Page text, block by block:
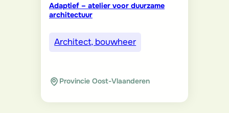
Adaptief – atelier voor duurzame
architectuur
Architect, bouwheer
Provincie Oost-Vlaanderen